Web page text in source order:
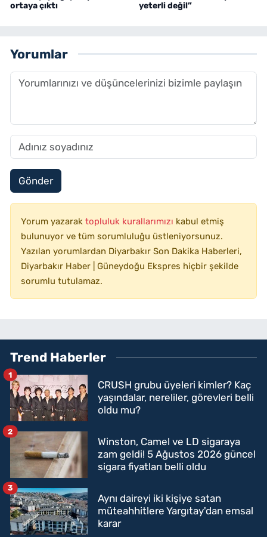
ortaya çıktı
yeterli değil”
Yorumlar
Gönder
Yorum yazarak topluluk kurallarımızı kabul etmiş
bulunuyor ve tüm sorumluluğu üstleniyorsunuz.
Yazılan yorumlardan Diyarbakır Son Dakika Haberleri,
Diyarbakır Haber | Güneydoğu Ekspres hiçbir şekilde
sorumlu tutulamaz.
Trend Haberler
CRUSH grubu üyeleri kimler? Kaç
yaşındalar, nereliler, görevleri belli
oldu mu?
1
Winston, Camel ve LD sigaraya
zam geldi! 5 Ağustos 2026 güncel
sigara fiyatları belli oldu
2
Aynı daireyi iki kişiye satan
müteahhitlere Yargıtay'dan emsal
karar
3